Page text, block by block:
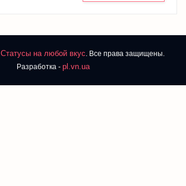
Статусы на любой вкус. Все права защищены.
Разработка - pl.vn.ua